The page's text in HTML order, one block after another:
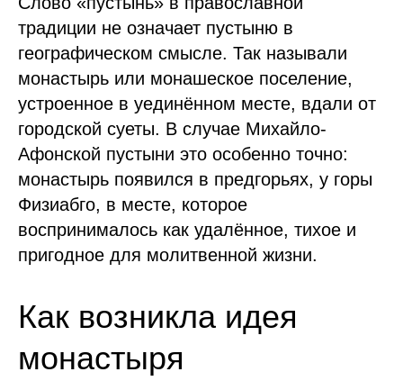
традиции не означает пустыню в
географическом смысле. Так называли
монастырь или монашеское поселение,
устроенное в уединённом месте, вдали от
городской суеты. В случае Михайло-
Афонской пустыни это особенно точно:
монастырь появился в предгорьях, у горы
Физиабго, в месте, которое
воспринималось как удалённое, тихое и
пригодное для молитвенной жизни.
Как возникла идея
монастыря